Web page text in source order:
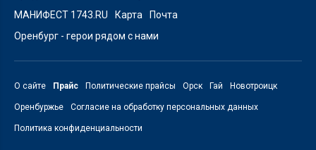
МАНИФЕСТ 1743.RU
Карта
Почта
Оренбург - герои рядом с нами
О сайте Прайс Политические прайсы Орск Гай Новотроицк
Оренбуржье Согласие на обработку персональных данных
Политика конфиденциальности